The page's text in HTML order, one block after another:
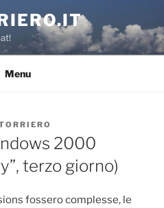
Menu
2000
terzo giorno)
fossero complesse, le